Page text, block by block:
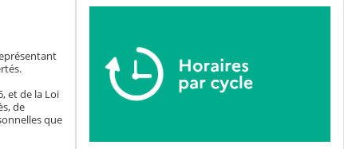
et de la Loi
de
que